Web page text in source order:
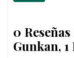
0
Gunkan, 1